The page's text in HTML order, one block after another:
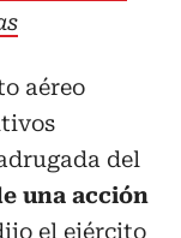
aéreo
del
una acción
el ejército